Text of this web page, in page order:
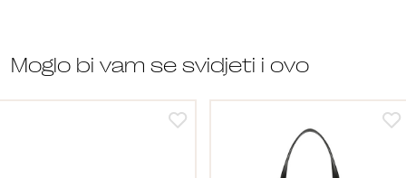
Moglo bi vam se svidjeti i ovo